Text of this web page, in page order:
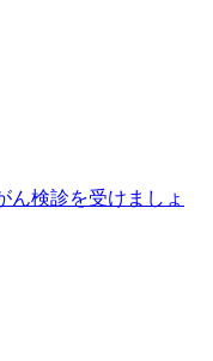
ん検診を受けましょ